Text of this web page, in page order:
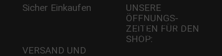
Sicher Einkaufen
VERSAND UND
UNSERE
ÖFFNUNGS­
ZEITEN FÜR DEN
SHOP:
Mi - 11:00-17:00 Uhr
Do -11:00-17:00 Uhr
Fr - 11:00-17:00 Uhr